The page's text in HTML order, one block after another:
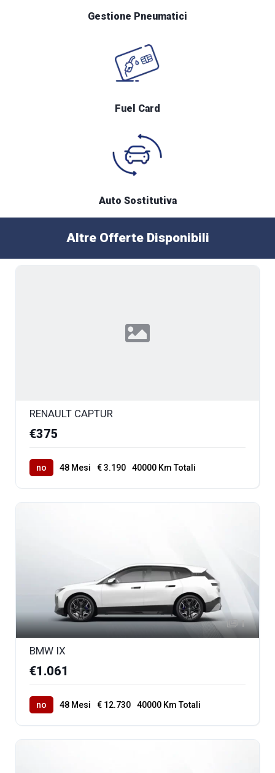
Gestione Pneumatici
Fuel Card
Auto Sostitutiva
Altre Offerte Disponibili
RENAULT CAPTUR
€375
no 48 Mesi € 3.190 40000 Km Totali
1
BMW IX
€1.061
no 48 Mesi € 12.730 40000 Km Totali